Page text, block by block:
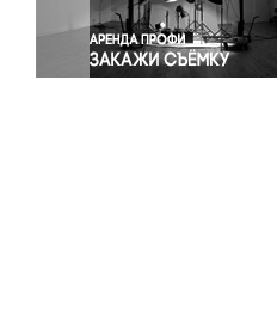
Экономика и бизнес